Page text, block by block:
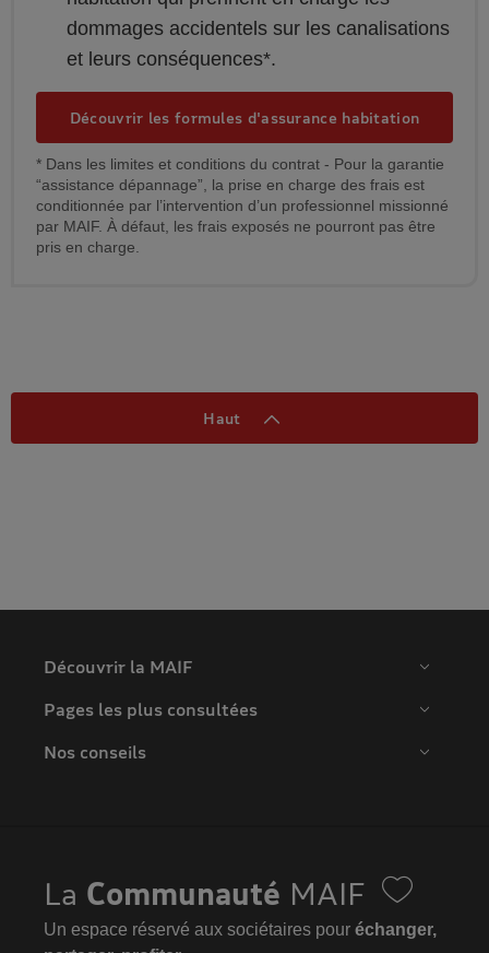
dommages accidentels sur les canalisations
et leurs conséquences*.
Découvrir les formules d'assurance habitation
* Dans les limites et conditions du contrat - Pour la garantie
“assistance dépannage”, la prise en charge des frais est
conditionnée par l’intervention d’un professionnel missionné
par MAIF. À défaut, les frais exposés ne pourront pas être
pris en charge.
Haut
Découvrir la MAIF
Pages les plus consultées
Nos conseils
La Communauté MAIF
Un espace réservé aux sociétaires pour échanger,